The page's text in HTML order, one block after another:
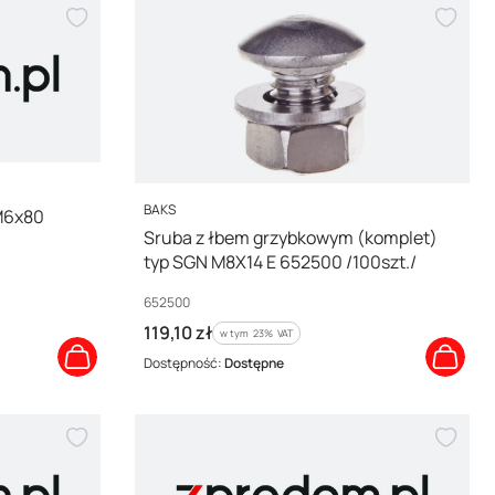
PRODUCENT
BAKS
Sruba z łbem grzybkowym (komplet)
typ SGN M8X14 E 652500 /100szt./
Kod producenta
652500
Cena brutto
119,10 zł w tym %s VAT
w tym 23% VAT
Dostępność:Dostępne